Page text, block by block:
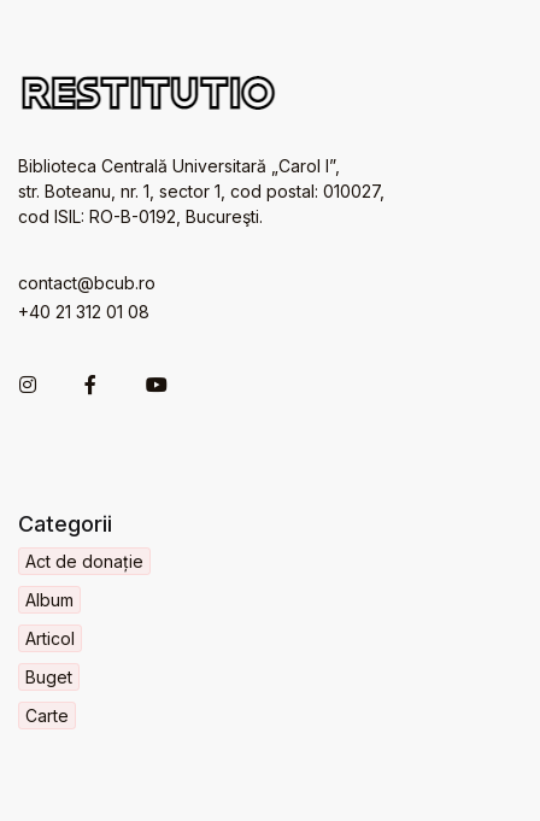
Biblioteca Centrală Universitară „Carol I”,
str. Boteanu, nr. 1, sector 1, cod postal: 010027,
cod ISIL: RO-B-0192, Bucureşti.
contact@bcub.ro
+40 21 312 01 08
Categorii
Act de donație
Album
Articol
Buget
Carte